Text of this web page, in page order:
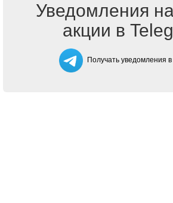
Уведомления
акции в
Получать уведомления